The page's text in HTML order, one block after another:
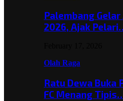
Palembang
2026, Ajak
Olah Raga
Ratu Dewa Buka
FC Menang